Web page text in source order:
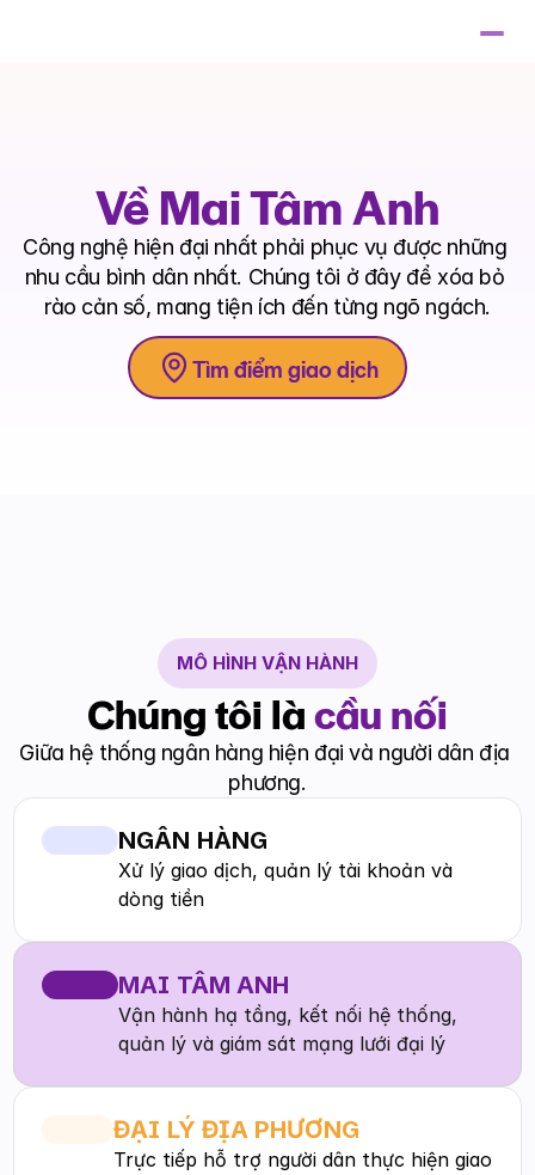
Về Mai Tâm Anh
Công nghệ hiện đại nhất phải phục vụ được những
nhu cầu bình dân nhất. Chúng tôi ở đây để xóa bỏ
rào cản số, mang tiện ích đến từng ngõ ngách.
Tìm điểm giao dịch
MÔ HÌNH VẬN HÀNH
Chúng tôi là cầu nối
Giữa hệ thống ngân hàng hiện đại và người dân địa
phương.
NGÂN HÀNG
Xử lý giao dịch, quản lý tài khoản và
dòng tiền
MAI TÂM ANH
Vận hành hạ tầng, kết nối hệ thống,
quản lý và giám sát mạng lưới đại lý
ĐẠI LÝ ĐỊA PHƯƠNG
Trực tiếp hỗ trợ người dân thực hiện giao